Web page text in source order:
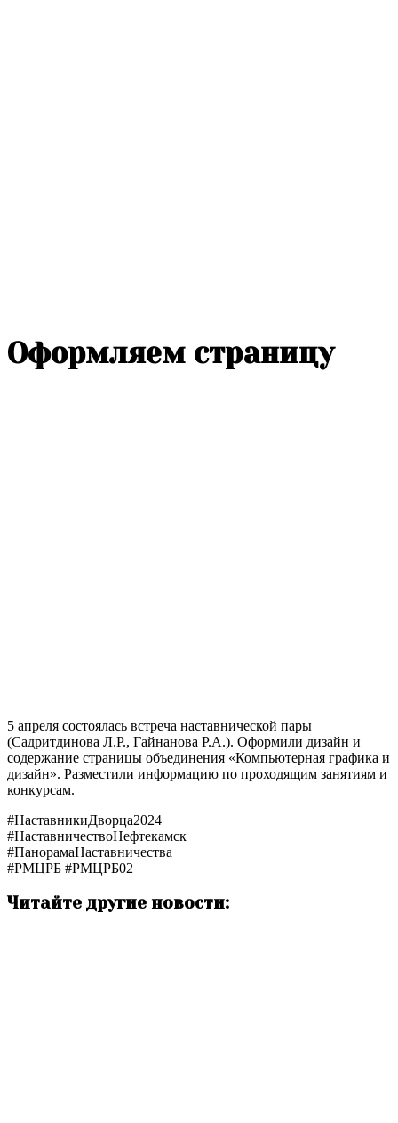
Оформляем страницу
5 апреля состоялась встреча наставнической пары
(Садритдинова Л.Р., Гайнанова Р.А.). Оформили дизайн и
содержание страницы объединения «Компьютерная графика и
дизайн». Разместили информацию по проходящим занятиям и
конкурсам.
#НаставникиДворца2024
#НаставничествоНефтекамск
#ПанорамаНаставничества
#РМЦРБ #РМЦРБ02
Читайте другие новости: